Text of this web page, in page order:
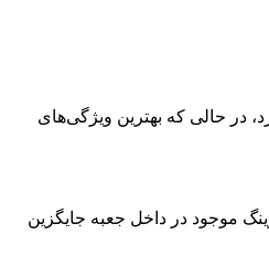
بهبود یافته به ارمغان می‌آورد، در حالی که بهترین ویژگی‌های
موجود در داخل جعبه جایگزین